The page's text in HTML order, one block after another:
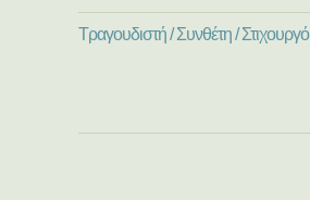
Τραγουδιστή / Συνθέτη / Στιχουργό